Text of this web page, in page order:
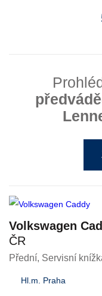
Volkswagen
ČR
Přední, Servisní
Hl.m. Praha